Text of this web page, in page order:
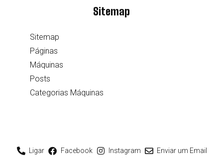
Sitemap
Sitemap
Páginas
Máquinas
Posts
Categorias Máquinas
Ligar Facebook Instagram
Enviar um Email